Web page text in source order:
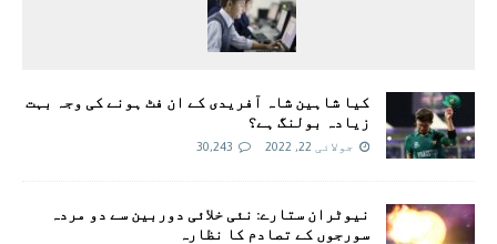
کیا شاہین شاہ آفریدی کے ان فٹ ہونے کی وجہ بہت
زیادہ بولنگ ہے؟
جولائی 22, 2022 30,243
نیوٹران ستارے: نئی خلائی دوربین سے دو مردہ
سورجوں کے تصادم کا نظارہ